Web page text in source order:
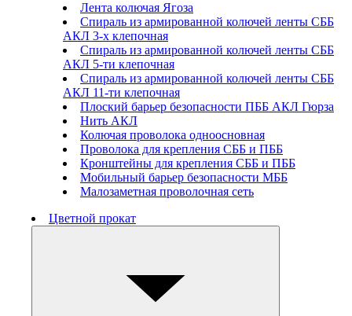
Лента колючая Ягоза
Спираль из армированной колючей ленты СББ
АКЛ 3-х клепочная
Спираль из армированной колючей ленты СББ
АКЛ 5-ти клепочная
Спираль из армированной колючей ленты СББ
АКЛ 11-ти клепочная
Плоский барьер безопасности ПББ АКЛ Гюрза
Нить АКЛ
Колючая проволока одноосновная
Проволока для крепления СББ и ПББ
Кронштейны для крепления СББ и ПББ
Мобильный барьер безопасности МББ
Малозаметная проволочная сеть
Цветной прокат